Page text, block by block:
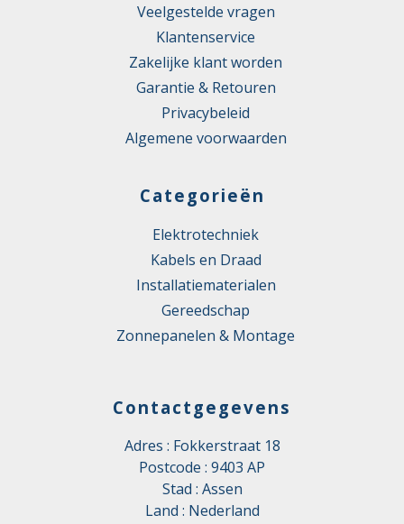
Veelgestelde vragen
Klantenservice
Zakelijke klant worden
Garantie & Retouren
Privacybeleid
Algemene voorwaarden
Categorieën
Elektrotechniek
Kabels en Draad
Installatiematerialen
Gereedschap
Zonnepanelen & Montage
Contactgegevens
Adres : Fokkerstraat 18
Postcode : 9403 AP
Stad : Assen
Land : Nederland